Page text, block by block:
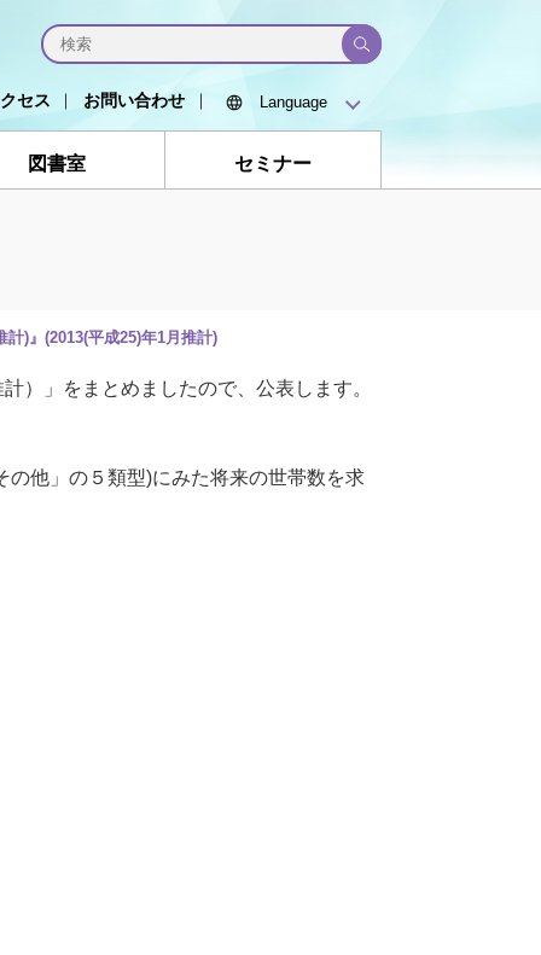
図書室 セミナー
セス お問い合わせ
計)』(2013(平成25)年1月推計)
）」をまとめましたので、公表します。
他」の５類型)にみた将来の世帯数を求